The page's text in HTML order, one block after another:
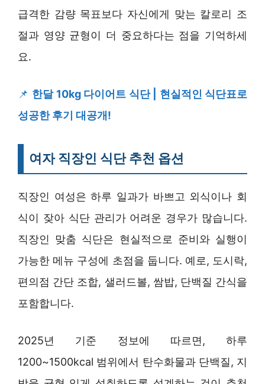
급격한 감량 목표보다 자신에게 맞는 칼로리 조
절과 영양 균형이 더 중요하다는 점을 기억하세
요.
📌 한달 10kg 다이어트 식단 | 현실적인 식단표로
성공한 후기 대공개!
여자 직장인 식단 추천 옵션
직장인 여성은 하루 일과가 바쁘고 외식이나 회
식이 잦아 식단 관리가 어려운 경우가 많습니다.
직장인 맞춤 식단은 현실적으로 준비와 실행이
가능한 메뉴 구성에 초점을 둡니다. 예로, 도시락,
편의점 간단 조합, 샐러드볼, 쌈밥, 단백질 간식을
포함합니다.
2025년 기준 정보에 따르면, 하루
1200~1500kcal 범위에서 탄수화물과 단백질, 지